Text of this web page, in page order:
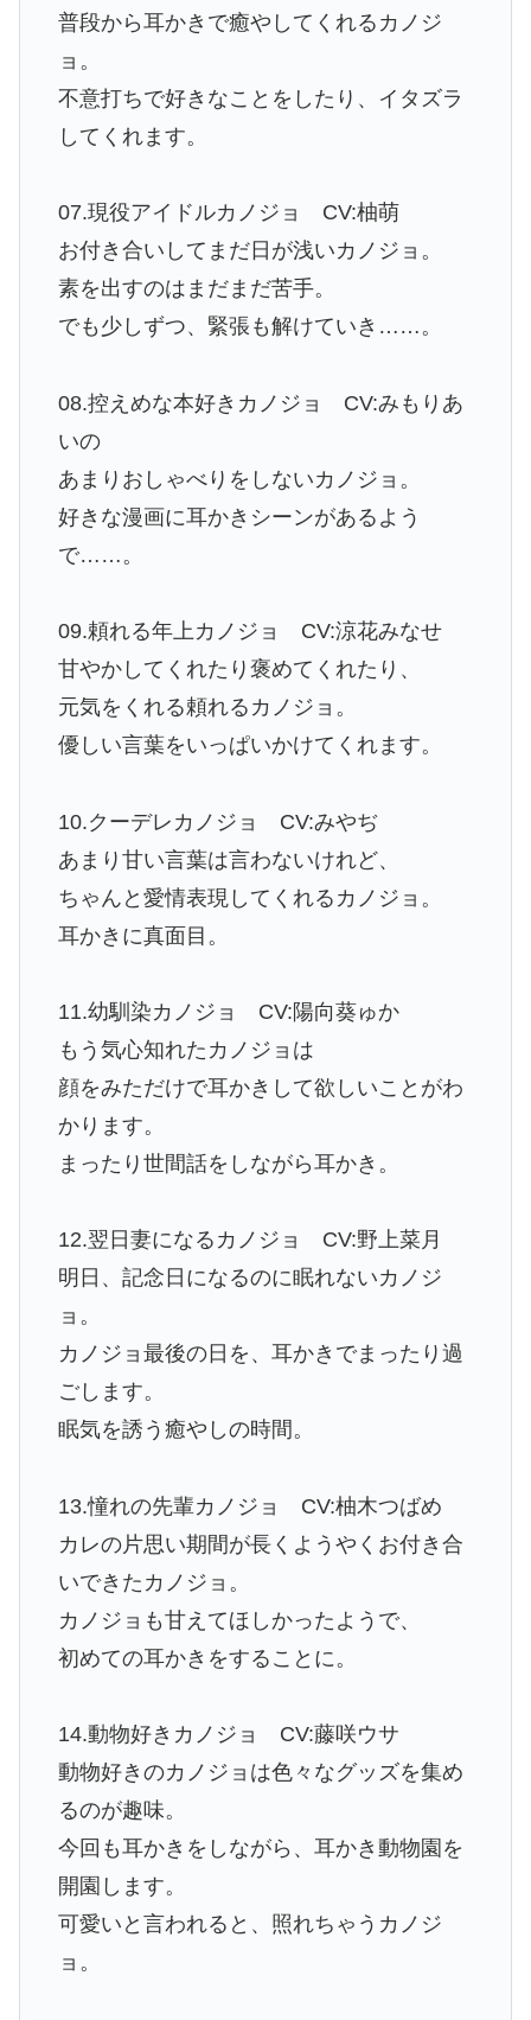
普段から耳かきで癒やしてくれるカノジ
ョ。
不意打ちで好きなことをしたり、イタズラ
してくれます。
07.現役アイドルカノジョ CV:柚萌
お付き合いしてまだ日が浅いカノジョ。
素を出すのはまだまだ苦手。
でも少しずつ、緊張も解けていき……。
08.控えめな本好きカノジョ CV:みもりあ
いの
あまりおしゃべりをしないカノジョ。
好きな漫画に耳かきシーンがあるよう
で……。
09.頼れる年上カノジョ CV:涼花みなせ
甘やかしてくれたり褒めてくれたり、
元気をくれる頼れるカノジョ。
優しい言葉をいっぱいかけてくれます。
10.クーデレカノジョ CV:みやぢ
あまり甘い言葉は言わないけれど、
ちゃんと愛情表現してくれるカノジョ。
耳かきに真面目。
11.幼馴染カノジョ CV:陽向葵ゅか
もう気心知れたカノジョは
顔をみただけで耳かきして欲しいことがわ
かります。
まったり世間話をしながら耳かき。
12.翌日妻になるカノジョ CV:野上菜月
明日、記念日になるのに眠れないカノジ
ョ。
カノジョ最後の日を、耳かきでまったり過
ごします。
眠気を誘う癒やしの時間。
13.憧れの先輩カノジョ CV:柚木つばめ
カレの片思い期間が長くようやくお付き合
いできたカノジョ。
カノジョも甘えてほしかったようで、
初めての耳かきをすることに。
14.動物好きカノジョ CV:藤咲ウサ
動物好きのカノジョは色々なグッズを集め
るのが趣味。
今回も耳かきをしながら、耳かき動物園を
開園します。
可愛いと言われると、照れちゃうカノジ
ョ。